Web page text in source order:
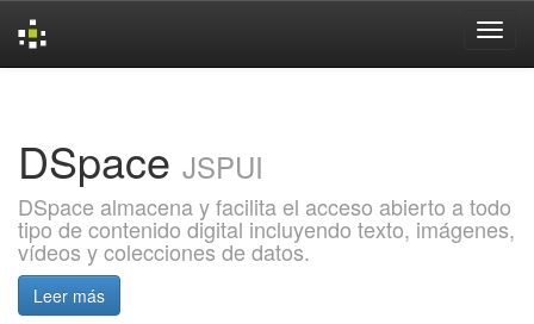
DSpace JSPUI
DSpace almacena y facilita el acceso abierto a todo
tipo de contenido digital incluyendo texto, imágenes,
vídeos y colecciones de datos.
Leer más